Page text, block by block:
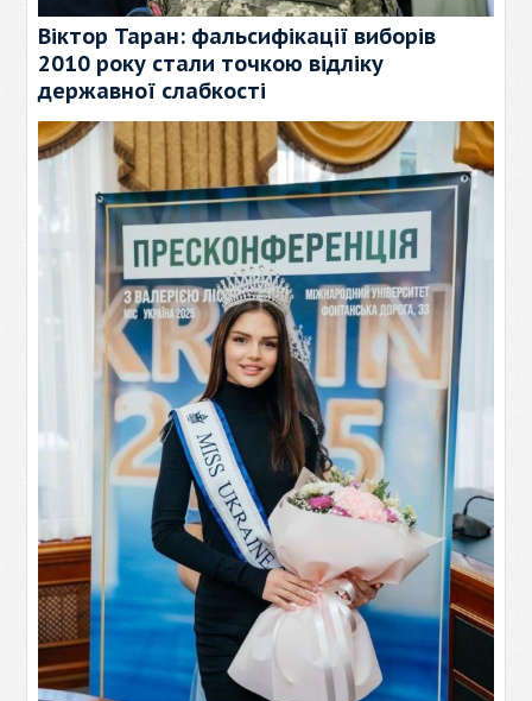
Віктор Таран: фальсифікації виборів
2010 року стали точкою відліку
державної слабкості